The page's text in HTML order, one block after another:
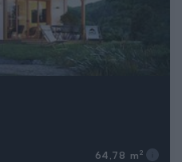
64,78 m 2